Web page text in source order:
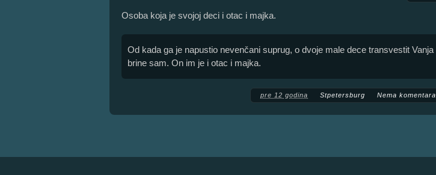
Osoba koja je svojoj deci i otac i majka.
Od kada ga je napustio nevenčani suprug, o dvoje male dece transvestit Vanja
brine sam. On im je i otac i majka.
pre 12 godina Stpetersburg Nema komentara